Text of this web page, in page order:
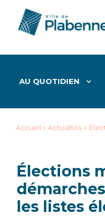
AU QUOTIDIEN
Accueil » Actualités »
Élections
les listes